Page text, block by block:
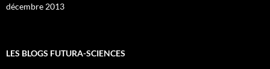
décembre 2013
LES BLOGS FUTURA-SCIENCES